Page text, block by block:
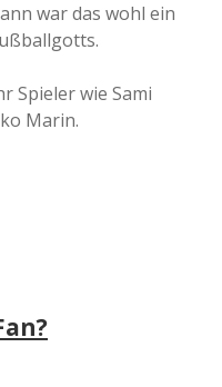
war das wohl ein
Spieler wie Sami
Marin.